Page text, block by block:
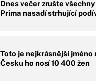
Dnes večer zrušte
Prima nasadí strhující
Toto je nejkrásnější jméno
Česku ho nosí 10 400 žen